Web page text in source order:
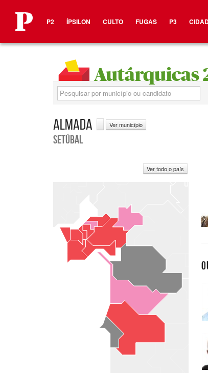
Em destaque
P2 ÍPSILON CULTO FUGAS P3
Autárquicas
Pesquisa
ALMADA Ver município
SETÚBAL
Ver todo o país